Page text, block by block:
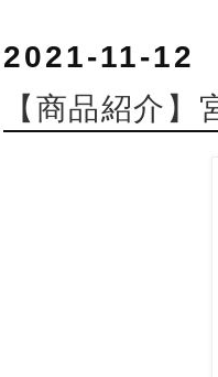
2021-11-12
【商品紹介